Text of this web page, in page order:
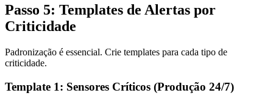
Passo 5: Templates de Alertas por
Criticidade
Padronização é essencial. Crie templates para cada tipo de
criticidade.
Template 1: Sensores Críticos (Produção 24/7)